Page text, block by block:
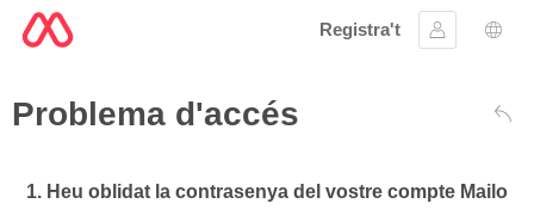
Registra't
Inicia la
Problema d'accés
1. Heu oblidat la contrasenya del vostre compte Mailo